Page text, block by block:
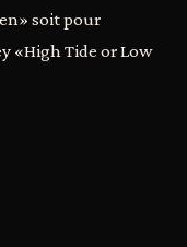
soit pour
«High Tide or Low